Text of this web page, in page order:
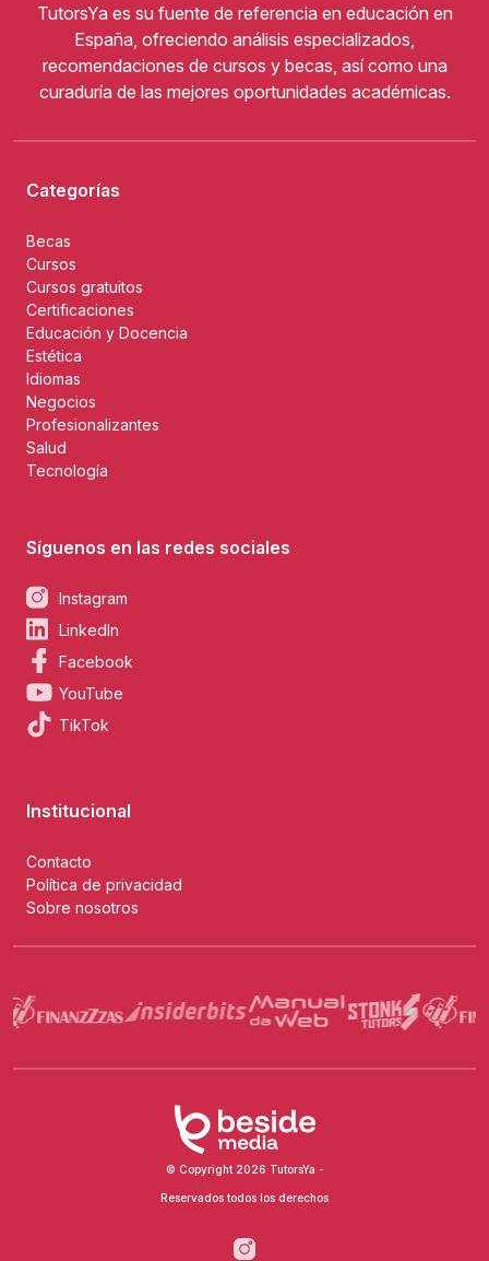
TutorsYa es su fuente de referencia en educación en
España, ofreciendo análisis especializados,
recomendaciones de cursos y becas, así como una
curaduría de las mejores oportunidades académicas.
Categorías
Becas
Cursos
Cursos gratuitos
Certificaciones
Educación y Docencia
Estética
Idiomas
Negocios
Profesionalizantes
Salud
Tecnología
Síguenos en las redes sociales
Instagram
LinkedIn
Facebook
YouTube
TikTok
Institucional
Contacto
Política de privacidad
Sobre nosotros
© Copyright 2026 TutorsYa -
Reservados todos los derechos